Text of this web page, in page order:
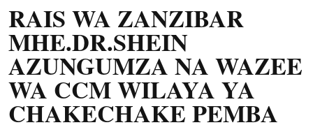
RAIS WA ZANZIBAR
MHE.DR.SHEIN
AZUNGUMZA NA WAZEE
WA CCM WILAYA YA
CHAKECHAKE PEMBA